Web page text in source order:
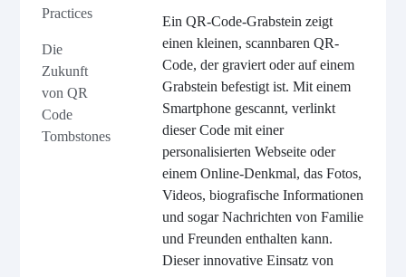
Practices
Die
Zukunft
von QR
Code
Tombstones
Ein QR-Code-Grabstein zeigt
einen kleinen, scannbaren QR-
Code, der graviert oder auf einem
Grabstein befestigt ist. Mit einem
Smartphone gescannt, verlinkt
dieser Code mit einer
personalisierten Webseite oder
einem Online-Denkmal, das Fotos,
Videos, biografische Informationen
und sogar Nachrichten von Familie
und Freunden enthalten kann.
Dieser innovative Einsatz von